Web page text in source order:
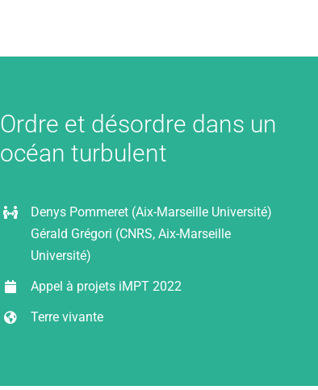
Ordre et désordre dans un
océan turbulent
Denys Pommeret (Aix-Marseille Université)
Gérald Grégori (CNRS, Aix-Marseille
Université)
Appel à projets iMPT 2022
Terre vivante